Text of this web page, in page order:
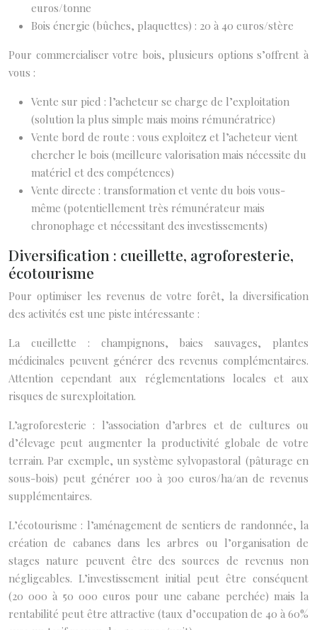
euros/tonne
Bois énergie (bûches, plaquettes) : 20 à 40 euros/stère
Pour commercialiser votre bois, plusieurs options s’offrent à
vous :
Vente sur pied : l’acheteur se charge de l’exploitation
(solution la plus simple mais moins rémunératrice)
Vente bord de route : vous exploitez et l’acheteur vient
chercher le bois (meilleure valorisation mais nécessite du
matériel et des compétences)
Vente directe : transformation et vente du bois vous-
même (potentiellement très rémunérateur mais
chronophage et nécessitant des investissements)
Diversification : cueillette, agroforesterie,
écotourisme
Pour optimiser les revenus de votre forêt, la diversification
des activités est une piste intéressante :
La cueillette : champignons, baies sauvages, plantes
médicinales peuvent générer des revenus complémentaires.
Attention cependant aux réglementations locales et aux
risques de surexploitation.
L’agroforesterie : l’association d’arbres et de cultures ou
d’élevage peut augmenter la productivité globale de votre
terrain. Par exemple, un système sylvopastoral (pâturage en
sous-bois) peut générer 100 à 300 euros/ha/an de revenus
supplémentaires.
L’écotourisme : l’aménagement de sentiers de randonnée, la
création de cabanes dans les arbres ou l’organisation de
stages nature peuvent être des sources de revenus non
négligeables. L’investissement initial peut être conséquent
(20 000 à 50 000 euros pour une cabane perchée) mais la
rentabilité peut être attractive (taux d’occupation de 40 à 60%